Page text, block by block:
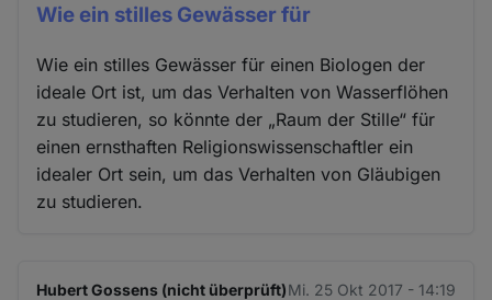
Wie ein stilles Gewässer für
Wie ein stilles Gewässer für einen Biologen der
ideale Ort ist, um das Verhalten von Wasserflöhen
zu studieren, so könnte der „Raum der Stille“ für
einen ernsthaften Religionswissenschaftler ein
idealer Ort sein, um das Verhalten von Gläubigen
zu studieren.
Hubert Gossens (nicht überprüft)Mi. 25 Okt 2017 - 14:19